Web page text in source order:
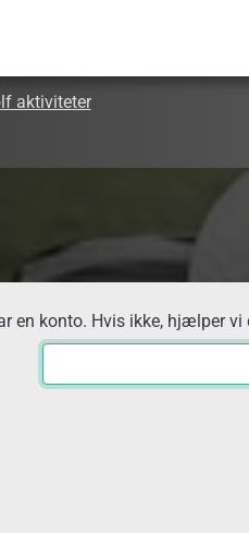
aktiviteter
en konto. Hvis ikke, hjælper